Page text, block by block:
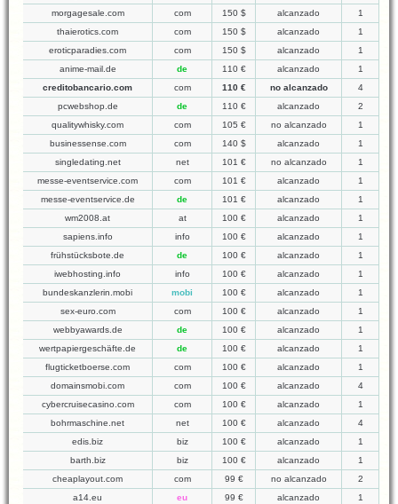
morgagesale.com
com 150 $ alcanzado
1
thaierotics.com
com 150 $ alcanzado
1
eroticparadies.com
com 150 $ alcanzado
1
anime-mail.de
de 110 € alcanzado
1
creditobancario.com
com 110 € no alcanzado
4
pcwebshop.de
de 110 € alcanzado
2
qualitywhisky.com
com 105 € no alcanzado
1
businessense.com
com 140 $ alcanzado
1
singledating.net
net 101 € no alcanzado
1
messe-eventservice.com
com 101 € alcanzado
1
messe-eventservice.de
de 101 € alcanzado
1
wm2008.at
at 100 € alcanzado
1
sapiens.info
info 100 € alcanzado
1
frühstücksbote.de
de 100 € alcanzado
1
iwebhosting.info
info 100 € alcanzado
1
bundeskanzlerin.mobi
mobi 100 € alcanzado
1
sex-euro.com
com 100 € alcanzado
1
webbyawards.de
de 100 € alcanzado
1
wertpapiergeschäfte.de
de 100 € alcanzado
1
flugticketboerse.com
com 100 € alcanzado
1
domainsmobi.com
com 100 € alcanzado
4
cybercruisecasino.com
com 100 € alcanzado
1
bohrmaschine.net
net 100 € alcanzado
4
edis.biz
biz 100 € alcanzado
1
barth.biz
biz 100 € alcanzado
1
cheaplayout.com
com 99 € no alcanzado
2
a14.eu
eu 99 € alcanzado
1